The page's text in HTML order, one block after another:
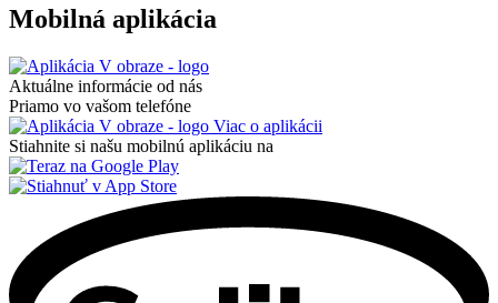
Mobilná aplikácia
Aktuálne informácie od nás
Priamo vo vašom telefóne
Viac o aplikácii
Stiahnite si našu mobilnú aplikáciu na